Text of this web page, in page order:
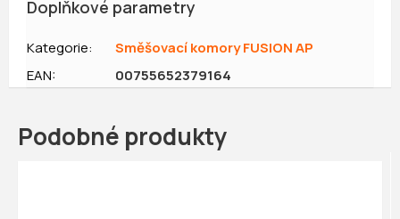
Doplňkové parametry
Kategorie:
Směšovací komory FUSION AP
EAN: 00755652379164